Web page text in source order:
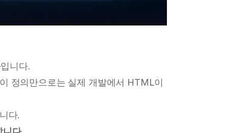
니다.
정의만으로는 실제 개발에서 HTML이
다.